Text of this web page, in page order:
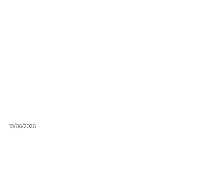
10/06/2026